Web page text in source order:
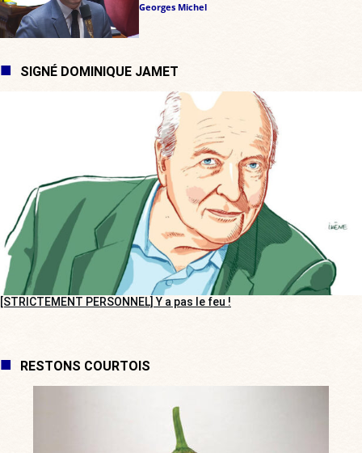
Georges Michel
SIGNÉ DOMINIQUE JAMET
[STRICTEMENT PERSONNEL] Y a pas le feu !
RESTONS COURTOIS